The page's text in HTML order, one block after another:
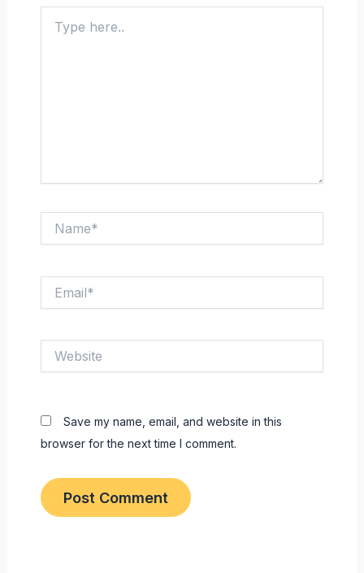
here..
Save my name, email, and website in this
browser for the next time I comment.